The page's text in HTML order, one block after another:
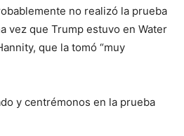
no realizó la prueba
vez que Trump estuvo en Water
que la tomó “muy
y centrémonos en la prueba